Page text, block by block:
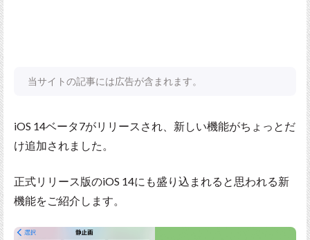
当サイトの記事には広告が含まれます。
iOS 14ベータ7がリリースされ、新しい機能がちょっとだ
け追加されました。
正式リリース版のiOS 14にも盛り込まれると思われる新
機能をご紹介します。